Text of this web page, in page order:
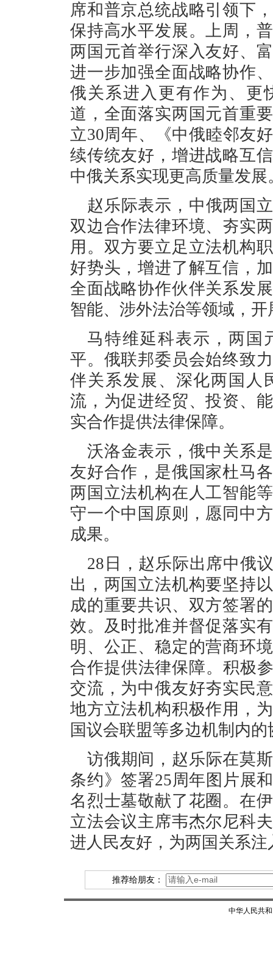
席和普京总统战略引领下
保持高水平发展。上周，
两国元首举行深入友好、
进一步加强全面战略协作
俄关系进入更有作为、更
道，全面落实两国元首重
立30周年、《中俄睦邻友
续传统友好，增进战略互
中俄关系实现更高质量发展
赵乐际表示，中俄两国
双边合作法律环境、夯实
用。双方要立足立法机构
好势头，增进了解互信，
全面战略协作伙伴关系发
智能、涉外法治等领域，
马特维延科表示，两国
平。俄联邦委员会始终致
伴关系发展、深化两国人
流，为促进经贸、投资、
实合作提供法律保障。
沃洛金表示，俄中关系
友好合作，是俄国家杜马
两国立法机构在人工智能
守一个中国原则，愿同中
成果。
28日，赵乐际出席中俄
出，两国立法机构要坚持
成的重要共识、双方签署
效。及时批准并督促落实
明、公正、稳定的营商环
合作提供法律保障。积极
交流，为中俄友好夯实民
地方立法机构积极作用，
国议会联盟等多边机制内
访俄期间，赵乐际在莫
条约》签署25周年图片展
名烈士墓敬献了花圈。在
立法会议主席韦杰尔尼科
进人民友好，为两国关系
推荐给朋友：
中华人民共